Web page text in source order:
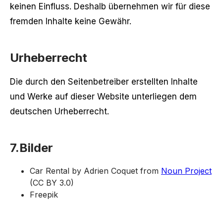
keinen Einfluss. Deshalb übernehmen wir für diese
fremden Inhalte keine Gewähr.
Urheberrecht
Die durch den Seitenbetreiber erstellten Inhalte
und Werke auf dieser Website unterliegen dem
deutschen Urheberrecht.
7.Bilder
Car Rental by Adrien Coquet from Noun Project
(CC BY 3.0)
Freepik